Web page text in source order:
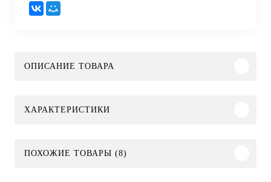
ОПИСАНИЕ ТОВАРА
ХАРАКТЕРИСТИКИ
ПОХОЖИЕ ТОВАРЫ (8)